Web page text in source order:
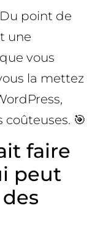
point de
une
vous
la mettez
🎯
faire
peut